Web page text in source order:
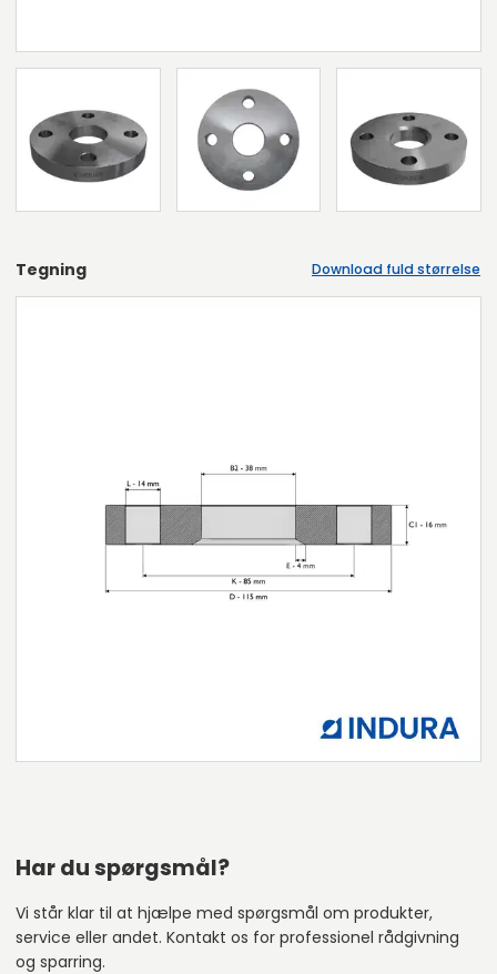
Tegning Download fuld størrelse
Har du spørgsmål?
Vi står klar til at hjælpe med spørgsmål om produkter,
service eller andet. Kontakt os for professionel rådgivning
og sparring.